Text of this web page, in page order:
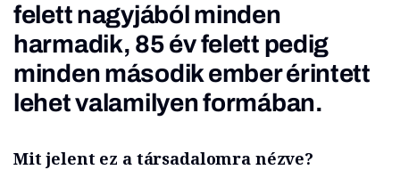
felett nagyjából minden
harmadik, 85 év felett pedig
minden második ember érintett
lehet valamilyen formában.
Mit jelent ez a társadalomra nézve?